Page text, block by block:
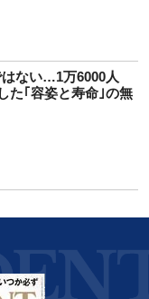
ない…1万6000人
た｢容姿と寿命｣の無